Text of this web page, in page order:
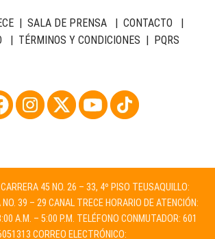
| SALA DE PRENSA| CONTACTO |
| TÉRMINOS Y CONDICIONES | PQRS
45 NO. 26 – 33, 4º PISO TEUSAQUILLO:
39 – 29 CANAL TRECE HORARIO DE ATENCIÓN:
A.M. – 5:00 P.M. TELÉFONO CONMUTADOR: 601
CORREO ELECTRÓNICO: